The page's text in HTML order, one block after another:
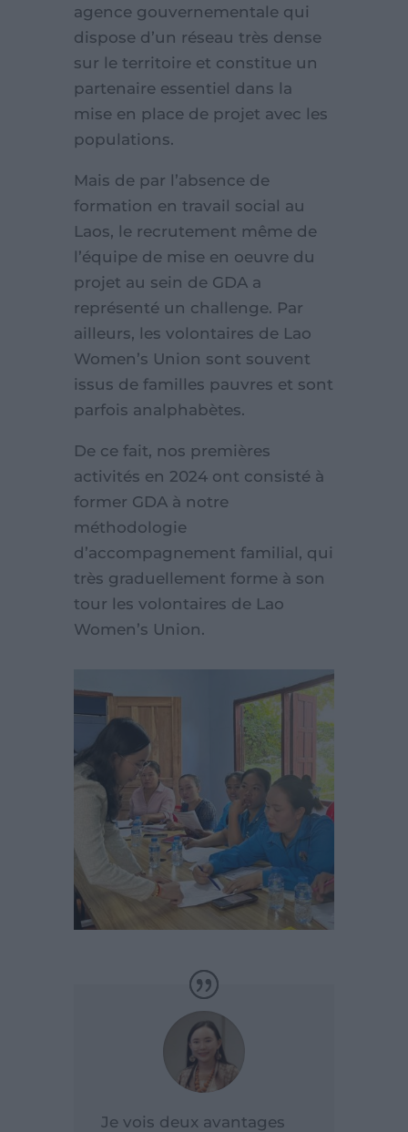
agence gouvernementale qui
dispose d’un réseau très dense
sur le territoire et constitue un
partenaire essentiel dans la
mise en place de projet avec les
populations.
Mais de par l’absence de
formation en travail social au
Laos, le recrutement même de
l’équipe de mise en oeuvre du
projet au sein de GDA a
représenté un challenge. Par
ailleurs, les volontaires de Lao
Women’s Union sont souvent
issus de familles pauvres et sont
parfois analphabètes.
De ce fait, nos premières
activités en 2024 ont consisté à
former GDA à notre
méthodologie
d’accompagnement familial, qui
très graduellement forme à son
tour les volontaires de Lao
Women’s Union.
Je vois deux avantages